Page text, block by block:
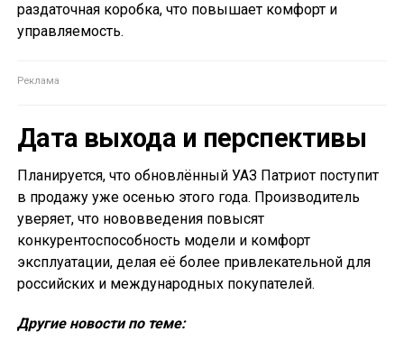
раздаточная коробка, что повышает комфорт и
управляемость.
Дата выхода и перспективы
Планируется, что обновлённый УАЗ Патриот поступит
в продажу уже осенью этого года. Производитель
уверяет, что нововведения повысят
конкурентоспособность модели и комфорт
эксплуатации, делая её более привлекательной для
российских и международных покупателей.
Другие новости по теме: